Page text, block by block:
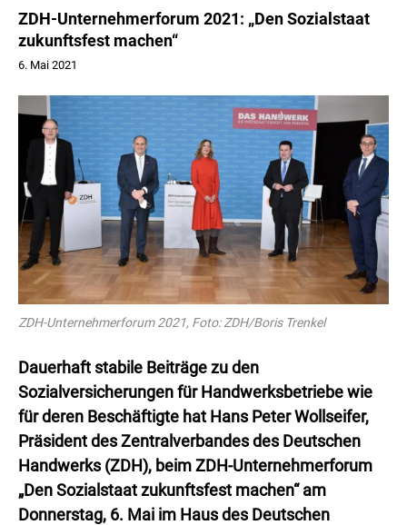
ZDH-Unternehmerforum 2021: „Den Sozialstaat
zukunftsfest machen“
6. Mai 2021
ZDH-Unternehmerforum 2021, Foto: ZDH/Boris Trenkel
Dauerhaft stabile Beiträge zu den
Sozialversicherungen für Handwerksbetriebe wie
für deren Beschäftigte hat Hans Peter Wollseifer,
Präsident des Zentralverbandes des Deutschen
Handwerks (ZDH), beim ZDH-Unternehmerforum
„Den Sozialstaat zukunftsfest machen“ am
Donnerstag, 6. Mai im Haus des Deutschen